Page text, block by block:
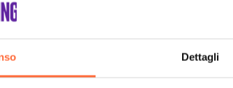
Dettagli